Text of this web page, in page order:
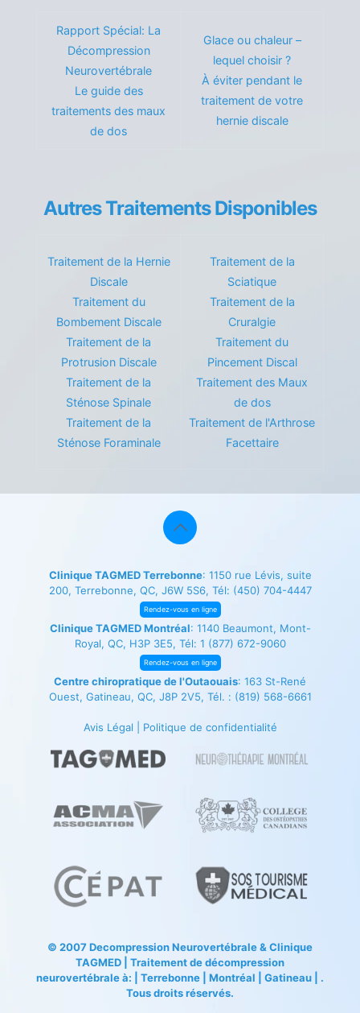
Rapport Spécial: La
Décompression
Neurovertébrale
Le guide des
traitements des maux
de dos
Glace ou chaleur –
lequel choisir ?
À éviter pendant le
traitement de votre
hernie discale
Autres Traitements Disponibles
Traitement de la Hernie
Discale
Traitement du
Bombement Discale
Traitement de la
Protrusion Discale
Traitement de la
Sténose Spinale
Traitement de la
Sténose Foraminale
Traitement de la
Sciatique
Traitement de la
Cruralgie
Traitement du
Pincement Discal
Traitement des Maux
de dos
Traitement de l'Arthrose
Facettaire
Clinique TAGMED Terrebonne: 1150 rue Lévis, suite
200, Terrebonne, QC, J6W 5S6, Tél: (450) 704-4447
Rendez-vous en ligne
Clinique TAGMED Montréal: 1140 Beaumont, Mont-
Royal, QC, H3P 3E5, Tél: 1 (877) 672-9060
Rendez-vous en ligne
Centre chiropratique de l'Outaouais: 163 St-René
Ouest, Gatineau, QC, J8P 2V5, Tél. : (819) 568-6661
Avis Légal Politique de confidentialité
© 2007Decompression Neurovertébrale& Clinique
TAGMED | Traitement de décompression
neurovertébrale à: | Terrebonne | Montréal | Gatineau | .
Tous droits réservés.